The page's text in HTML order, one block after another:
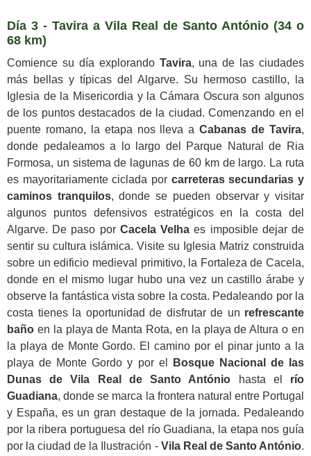
Día 3 - Tavira a Vila Real de Santo António (34 o
68 km)
Comience su día explorando Tavira, una de las ciudades
más bellas y típicas del Algarve. Su hermoso castillo, la
Iglesia de la Misericordia y la Cámara Oscura son algunos
de los puntos destacados de la ciudad. Comenzando en el
puente romano, la etapa nos lleva aCabanas de Tavira,
donde pedaleamos a lo largo del Parque Natural de Ria
Formosa, un sistema de lagunas de 60 km de largo. La ruta
es mayoritariamente ciclada por carreteras secundarias y
caminos tranquilos, donde se pueden observar y visitar
algunos puntos defensivos estratégicos en la costa del
Algarve. De paso por Cacela Velha es imposible dejar de
sentir su cultura islámica. Visite su Iglesia Matriz construida
sobre un edificio medieval primitivo, la Fortaleza de Cacela,
donde en el mismo lugar hubo una vez un castillo árabe y
observe la fantástica vista sobre la costa. Pedaleando por la
costa tienes la oportunidad de disfrutar de un refrescante
baño en la playa de Manta Rota, en la playa de Altura o en
la playa de Monte Gordo. El camino por el pinar junto a la
playa de Monte Gordo y por el
Bosque Nacional de las
Dunas de Vila Real de Santo António hasta el río
Guadiana, donde se marca la frontera natural entre Portugal
y España, es un gran destaque de la jornada. Pedaleando
por la ribera portuguesa del río Guadiana, la etapa nos guía
por la ciudad de la Ilustración - Vila Real de Santo António.